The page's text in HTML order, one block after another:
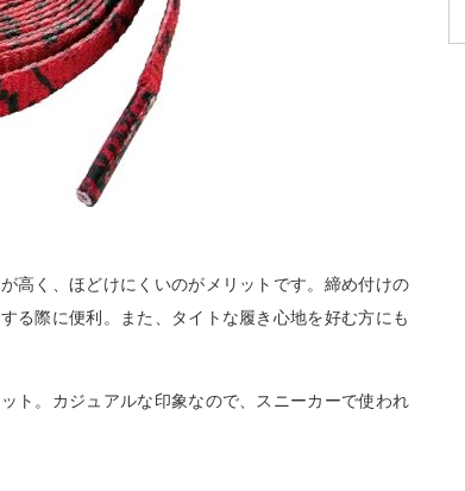
高く、ほどけにくいのがメリットです。締め付けの
る際に便利。また、タイトな履き心地を好む方にも
ト。カジュアルな印象なので、スニーカーで使われ